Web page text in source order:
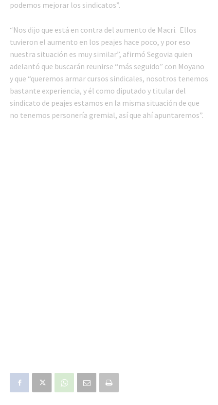
podemos mejorar los sindicatos”.
“Nos dijo que está en contra del aumento de Macri. Ellos
tuvieron el aumento en los peajes hace poco, y por eso
nuestra situación es muy similar”, afirmó Segovia quien
adelantó que buscarán reunirse “más seguido” con Moyano
y que “queremos armar cursos sindicales, nosotros tenemos
bastante experiencia, y él como diputado y titular del
sindicato de peajes estamos en la misma situación de que
no tenemos personería gremial, así que ahí apuntaremos”.